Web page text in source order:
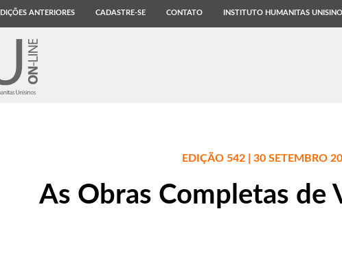
ANTERIORES CADASTRE-SE CONTATO INSTITUTO HUMANITAS
EDIÇÃO 542 | 30 SETEMBRO
As Obras Completas de